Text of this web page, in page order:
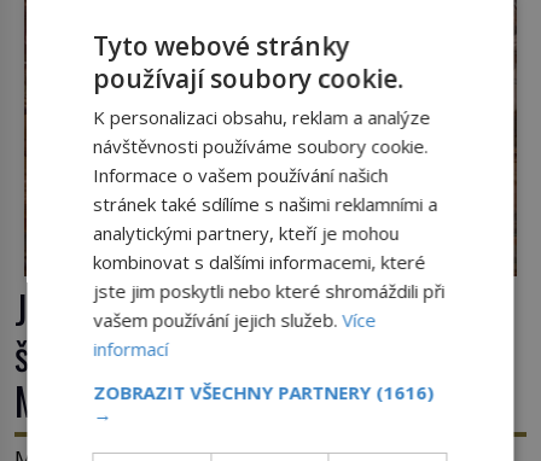
Jaroslav ze Šternberka: Neexistující
šlechtic, který z Moravy vyžene
Mongoly
Tyto webové stránky
používají soubory cookie.
K personalizaci obsahu, reklam a analýze
návštěvnosti používáme soubory cookie.
Informace o vašem používání našich
stránek také sdílíme s našimi reklamními a
analytickými partnery, kteří je mohou
kombinovat s dalšími informacemi, které
jste jim poskytli nebo které shromáždili při
vašem používání jejich služeb.Více
informací
ZOBRAZIT VŠECHNY PARTNERY (1616)
→